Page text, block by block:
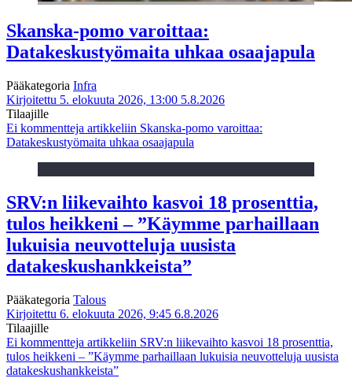
Skanska-pomo varoittaa:
Datakeskustyömaita uhkaa osaajapula
Pääkategoria Infra
Kirjoitettu 5. elokuuta 2026, 13:00 5.8.2026
Tilaajille
Ei kommentteja artikkeliin Skanska-pomo varoittaa:
Datakeskustyömaita uhkaa osaajapula
SRV:n liikevaihto kasvoi 18 prosenttia,
tulos heikkeni – ”Käymme parhaillaan
lukuisia neuvotteluja uusista
datakeskushankkeista”
Pääkategoria Talous
Kirjoitettu 6. elokuuta 2026, 9:45 6.8.2026
Tilaajille
Ei kommentteja artikkeliin SRV:n liikevaihto kasvoi 18 prosenttia,
tulos heikkeni – ”Käymme parhaillaan lukuisia neuvotteluja uusista
datakeskushankkeista”